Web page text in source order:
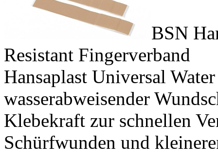
BSN
Resistant Fingerverband
Hansaplast Universal
wasserabweisender
Klebekraft zur schnellen
Schürfwunden und